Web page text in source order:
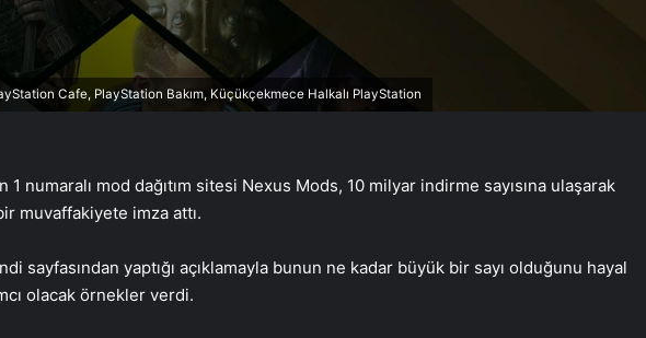
r
m
k
Cafe, PlayStation Bakım, Küçükçekmece Halkalı PlayStation
1 numaralı mod dağıtım sitesi Nexus Mods, 10 milyar indirme sayısına ulaşarak
muvaffakiyete imza attı.
sayfasından yaptığı açıklamayla bunun ne kadar büyük bir sayı olduğunu hayal
olacak örnekler verdi.